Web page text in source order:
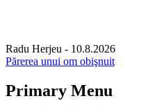
Radu Herjeu - 10.8.2026
Părerea unui om obişnuit
Primary Menu